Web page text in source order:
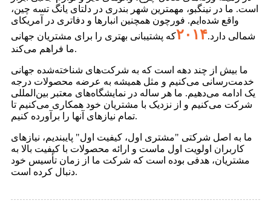
است. ما در نینگبو، مهمترین شهر بندری در دلتای یانگ تسه چین،
واقع شده‌ایم. فورچون همچنین انبارها و دفاتری در آمریکای
شمالی دارد.۲۰۱۴که پشتیبانی بهتری را برای مشتریان جهانی
ما فراهم می‌کند.
ما بیش از چند دهه است که به شرکت‌های شناخته‌شده جهانی
خدمت‌رسانی می‌کنیم و مثل همیشه به عرضه محصولات درجه
یک ادامه می‌دهیم. ما هر ساله در نمایشگاه‌های معتبر بین‌المللی
شرکت می‌کنیم و از نزدیک با مشتریان خود همکاری می‌کنیم تا
تمام نیازهای آنها را برآورده کنیم.
ما به اصل شرکتی "مشتری اول، کیفیت اول" پایبندیم، نیازهای
کاربران اولویت اول ماست و ارائه محصولات با کیفیت بالا به
مشتریان، هدفی بوده است که شرکت ما از زمان تأسیس خود
دنبال کرده است.